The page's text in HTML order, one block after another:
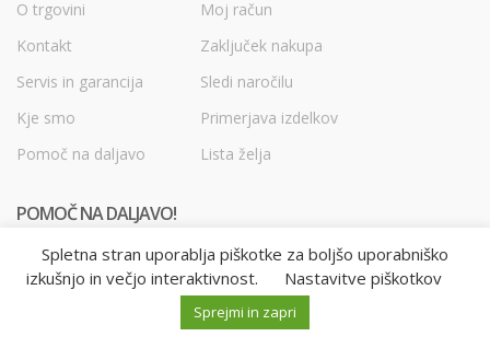
O trgovini
Kontakt
Servis in garancija
Kje smo
Pomoč na daljavo
Moj račun
Zaključek nakupa
Sledi naročilu
Primerjava izdelkov
Lista želja
POMOČ NA DALJAVO!
M
I
Išči:
0
Spletna stran uporablja piškotke za boljšo uporabniško
izkušnjo in večjo interaktivnost.
Nastavitve piškotkov
Sprejmi in zapri